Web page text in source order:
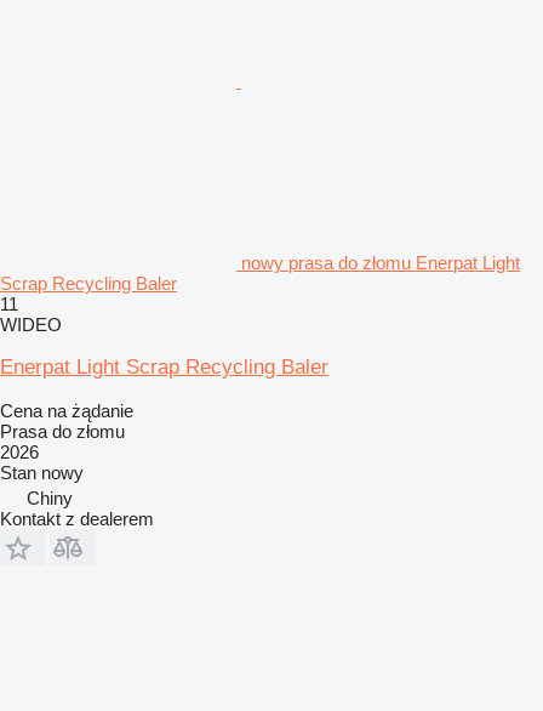
nowy prasa do złomu Enerpat Light
Scrap Recycling Baler
11
WIDEO
Enerpat Light Scrap Recycling Baler
Cena na żądanie
Prasa do złomu
2026
Stan nowy
Chiny
Kontakt z dealerem